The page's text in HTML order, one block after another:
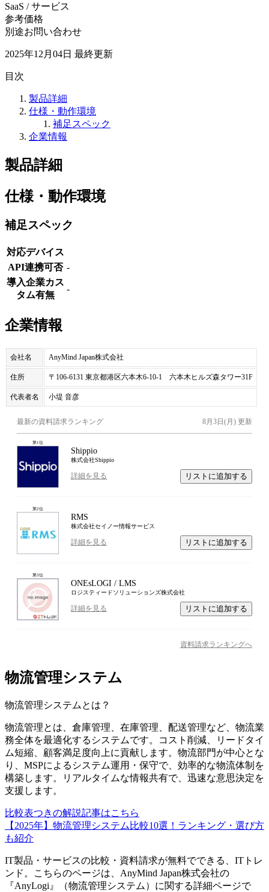
SaaS / サービス
参考価格
別途お問い合わせ
2025年12月04日 最終更新
目次
製品詳細
仕様・動作環境
補足スペック
企業情報
製品詳細
仕様・動作環境
補足スペック
対応デバイス
API連携可否 -
導入企業カス
タム有無
-
企業情報
会社名 AnyMind Japan株式会社
住所 〒106-6131 東京都港区六本木6-10-1 六本木ヒルズ森タワー31F
代表者名 小堤 音彦
最新の資料請求ランキング 8月3日(月) 更新
第1位
Shippio
株式会社Shippio
詳細を見る リストに追加する
第2位
RMS
株式会社セイノー情報サービス
詳細を見る リストに追加する
第3位
ONEsLOGI / LMS
ロジスティードソリューションズ株式会社
詳細を見る リストに追加する
資料請求ランキングへ
物流管理システム
物流管理システム とは？
物流管理とは、倉庫管理、在庫管理、配送管理など、物流業
務全体を最適化するシステムです。コスト削減、リードタイ
ム短縮、顧客満足度向上に貢献します。物流部門が中心とな
り、MSPによるシステム運用・保守で、効率的な物流体制を
構築します。リアルタイムな情報共有で、迅速な意思決定を
支援します。
比較表つきの解説記事はこちら
【2025年】物流管理システム比較10選！ランキング・選び方
も紹介
IT製品・サービスの比較・資料請求が無料でできる、ITトレ
ンド。こちらのページは、 AnyMind Japan株式会社の
『AnyLogi 』（物流管理システム ）に関する詳細ページで